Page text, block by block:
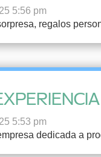
5:56 pm
regalos
5:53 pm
dedicada a